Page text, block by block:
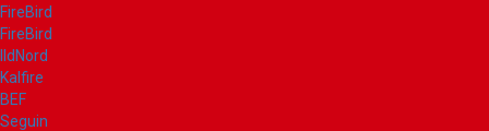
FireBird
FireBird
IldNord
Kalfire
BEF
Seguin